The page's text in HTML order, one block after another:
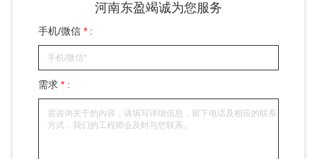
河南东盈竭诚为您服务
手机/微信* :
需求* :